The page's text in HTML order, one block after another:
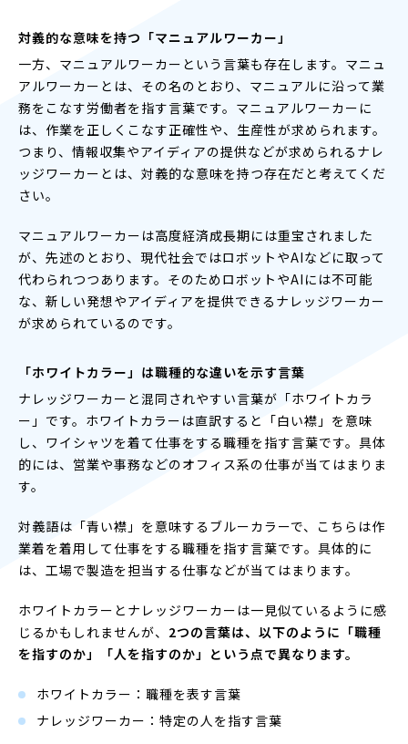
対義的な意味を持つ「マニュアルワーカー」
一方、マニュアルワーカーという言葉も存在します。マニュ
アルワーカーとは、その名のとおり、マニュアルに沿って業
務をこなす労働者を指す言葉です。マニュアルワーカーに
は、作業を正しくこなす正確性や、生産性が求められます。
つまり、情報収集やアイディアの提供などが求められるナレ
ッジワーカーとは、対義的な意味を持つ存在だと考えてくだ
さい。
マニュアルワーカーは高度経済成長期には重宝されました
が、先述のとおり、現代社会ではロボットやAIなどに取って
代わられつつあります。そのためロボットやAIには不可能
な、新しい発想やアイディアを提供できるナレッジワーカー
が求められているのです。
「ホワイトカラー」は職種的な違いを示す言葉
ナレッジワーカーと混同されやすい言葉が「ホワイトカラ
ー」です。ホワイトカラーは直訳すると「白い襟」を意味
し、ワイシャツを着て仕事をする職種を指す言葉です。具体
的には、営業や事務などのオフィス系の仕事が当てはまりま
す。
対義語は「青い襟」を意味するブルーカラーで、こちらは作
業着を着用して仕事をする職種を指す言葉です。具体的に
は、工場で製造を担当する仕事などが当てはまります。
ホワイトカラーとナレッジワーカーは一見似ているように感
じるかもしれませんが、 2つの言葉は、以下のように「職種
を指すのか」「人を指すのか」という点で異なります。
ホワイトカラー：職種を表す言葉
ナレッジワーカー：特定の人を指す言葉